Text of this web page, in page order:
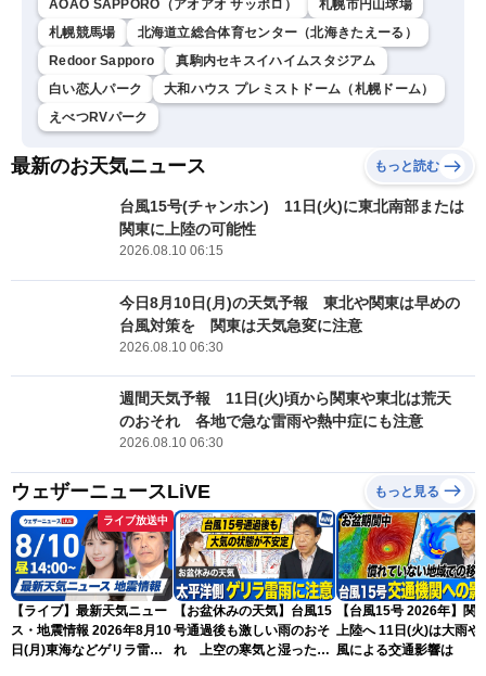
AOAO SAPPORO（アオアオ サッポロ）
札幌市円山球場
札幌競馬場
北海道立総合体育センター（北海きたえーる）
Redoor Sapporo
真駒内セキスイハイムスタジアム
白い恋人パーク
大和ハウス プレミストドーム（札幌ドーム）
えべつRVパーク
最新のお天気ニュース もっと読む
台風15号(チャンホン) 11日(火)に東北南部または
関東に上陸の可能性
2026.08.10 06:15
今日8月10日(月)の天気予報 東北や関東は早めの
台風対策を 関東は天気急変に注意
2026.08.10 06:30
週間天気予報 11日(火)頃から関東や東北は荒天
のおそれ 各地で急な雷雨や熱中症にも注意
2026.08.10 06:30
ウェザーニュースLiVE もっと見る
ライブ放送中
【ライブ】最新天気ニュー
ス・地震情報 2026年8月10
日(月)東海などゲリラ雷雨
【お盆休みの天気】台風15
号通過後も激しい雨のおそ
れ 上空の寒気と湿った空
【台風15号 2026年】関
上陸へ 11日(火)は大雨や
風による交通影響は